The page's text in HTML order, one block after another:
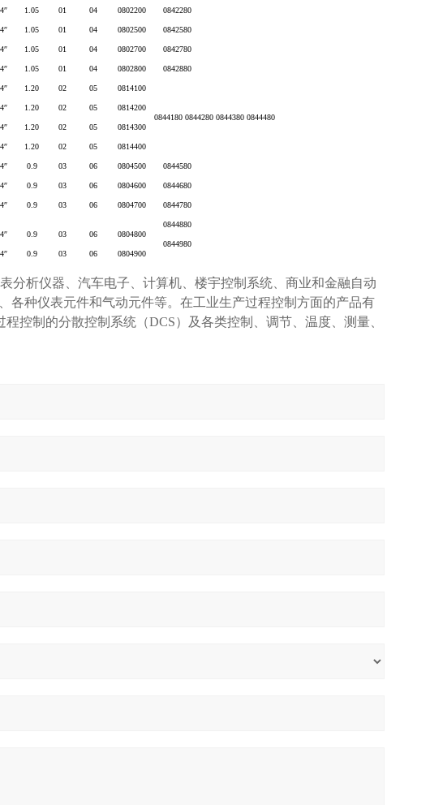
″
″
″
″
1.05
1.05
1.05
1.05
01
01
01
01
04
04
04
04
0802200
0802500
0802700
0802800
0842280
0842580
0842780
0842880
″
″
″
″
1.20
1.20
1.20
1.20
02
02
02
02
05
05
05
05
0814100
0814200
0814300
0814400
0844180 0844280 0844380 0844480
″
″
″
0.9
0.9
0.9
03
03
03
06
06
06
0804500
0804600
0804700
0844580
0844680
0844780
″
″
0.9
0.9
03
03
06
06
0804800
0804900
0844880
0844980
分析仪器、汽车电子、计算机、楼宇控制系统、商业和金融自动
各种仪表元件和气动元件等。在工业生产过程控制方面的产品有
控制的分散控制系统（DCS）及各类控制、调节、温度、测量、